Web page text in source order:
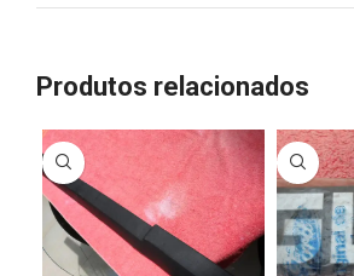
Produtos relacionados